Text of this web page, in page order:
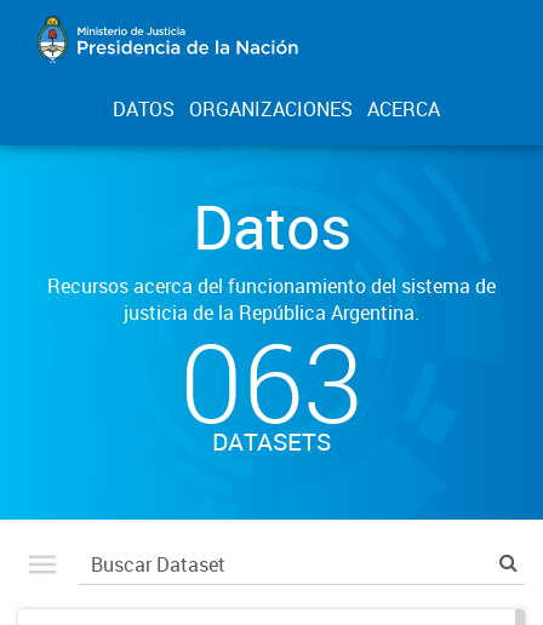
DATOS ORGANIZACIONES ACERCA
Datos
Recursos acerca del funcionamiento del sistema de
justicia de la República Argentina.
063
DATASETS